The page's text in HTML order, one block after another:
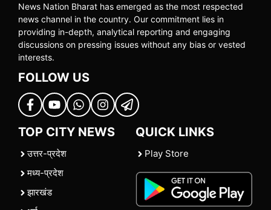
News Nation Bharat has emerged as the most respected
news channel in the country. Our commitment lies in
providing in-depth, analytical reporting and engaging
discussions on pressing issues without any bias or vested
interests.
FOLLOW US
TOP CITY NEWS
उत्तर-प्रदेश
मध्य-प्रदेश
झारखंड
QUICK LINKS
Play Store